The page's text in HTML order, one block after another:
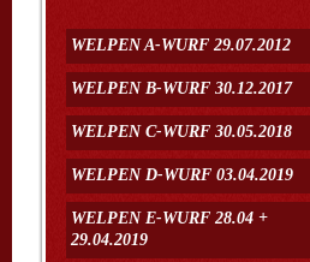
WELPEN A-WURF 29.07.2012
WELPEN B-WURF 30.12.2017
WELPEN C-WURF 30.05.2018
WELPEN D-WURF 03.04.2019
WELPEN E-WURF 28.04 +
29.04.2019